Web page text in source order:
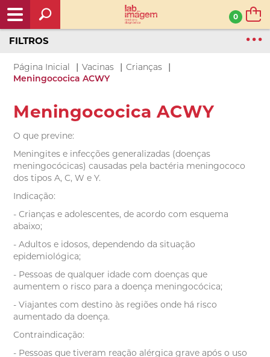
0
Página Inicial | Vacinas | Crianças |
Meningococica ACWY
FILTROS
Meningococica ACWY
O que previne:
Meningites e infecções generalizadas (doenças
meningocócicas) causadas pela bactéria meningococo
dos tipos A, C, W e Y.
Indicação:
- Crianças e adolescentes, de acordo com esquema
abaixo;
- Adultos e idosos, dependendo da situação
epidemiológica;
- Pessoas de qualquer idade com doenças que
aumentem o risco para a doença meningocócica;
- Viajantes com destino às regiões onde há risco
aumentado da doença.
Contraindicação:
- Pessoas que tiveram reação alérgica grave após o uso